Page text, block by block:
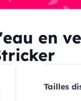
en
Tailles